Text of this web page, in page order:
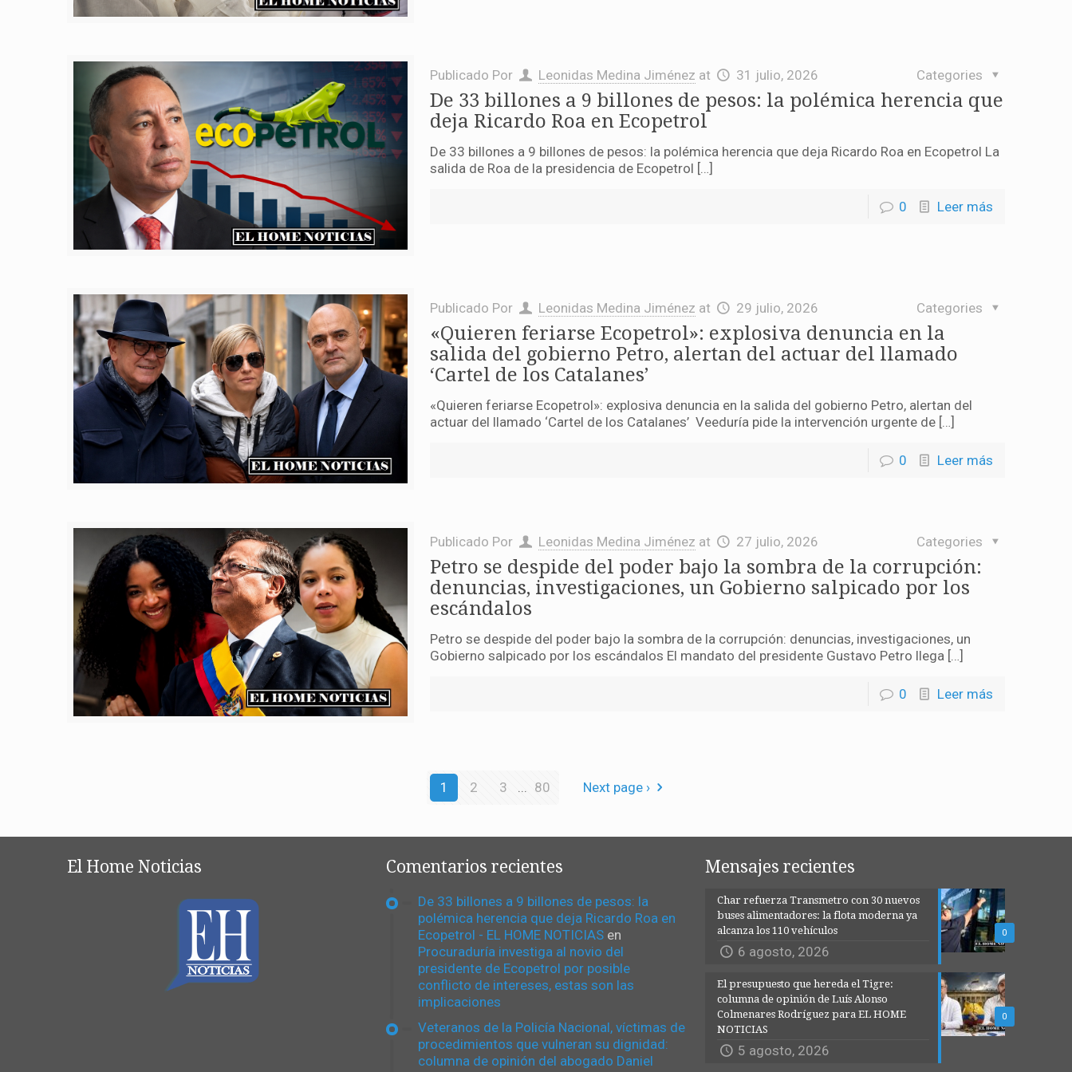
Publicado Por Leonidas Medina Jiménez at 31 julio, 2026 Categories
De 33 billones a 9 billones de pesos: la polémica herencia que
deja Ricardo Roa en Ecopetrol
De 33 billones a 9 billones de pesos: la polémica herencia que deja Ricardo Roa en Ecopetrol La
salida de Roa de la presidencia de Ecopetrol […]
0 Leer más
Publicado Por Leonidas Medina Jiménez at 29 julio, 2026 Categories
«Quieren feriarse Ecopetrol»: explosiva denuncia en la
salida del gobierno Petro, alertan del actuar del llamado
‘Cartel de los Catalanes’
«Quieren feriarse Ecopetrol»: explosiva denuncia en la salida del gobierno Petro, alertan del
actuar del llamado ‘Cartel de los Catalanes’ Veeduría pide la intervención urgente de […]
0 Leer más
Publicado Por Leonidas Medina Jiménez at 27 julio, 2026 Categories
Petro se despide del poder bajo la sombra de la corrupción:
denuncias, investigaciones, un Gobierno salpicado por los
escándalos
Petro se despide del poder bajo la sombra de la corrupción: denuncias, investigaciones, un
Gobierno salpicado por los escándalos El mandato del presidente Gustavo Petro llega […]
0 Leer más
1 2 3 ... 80 Next page ›
El Home Noticias Comentarios recientes
De 33 billones a 9 billones de pesos: la
polémica herencia que deja Ricardo Roa en
Ecopetrol - EL HOME NOTICIASen
Procuraduría investiga al novio del
presidente de Ecopetrol por posible
conflicto de intereses, estas son las
implicaciones
Veteranos de la Policía Nacional, víctimas de
procedimientos que vulneran su dignidad:
columna de opinión del abogado Daniel
Mensajes recientes
0
Char refuerza Transmetro con 30 nuevos
buses alimentadores: la flota moderna ya
alcanza los 110 vehículos
6 agosto, 2026
0
El presupuesto que hereda el Tigre:
columna de opinión de Luís Alonso
Colmenares Rodríguez para EL HOME
NOTICIAS
5 agosto, 2026